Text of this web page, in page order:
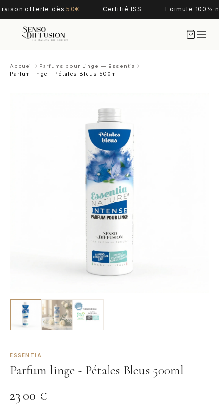
offerte dès 50€ Certifié ISS Formule 100%
Accueil
Parfums pour Linge — Essentia
Parfum linge - Pétales Bleus 500ml
ESSENTIA
Parfum linge - Pétales Bleus 500ml
23.00 €